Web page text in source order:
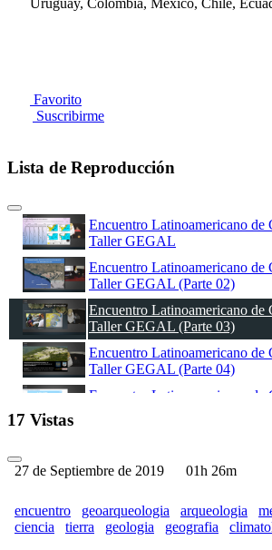
Uruguay, Colombia, México, Chile,
Favorito
Suscribirme
Lista de Reproducción
Encuentro Latinoamericano
Taller GEGAL
Encuentro Latinoamericano
Taller GEGAL (Parte 02)
Encuentro Latinoamericano
Taller GEGAL (Parte 03)
Encuentro Latinoamericano
Taller GEGAL (Parte 04)
Encuentro Latinoamericano
17 Vistas
27 de Septiembre de 2019 01h 26m
encuentro geoarqueologia arqueologia
ciencia
tierra geologia geografia